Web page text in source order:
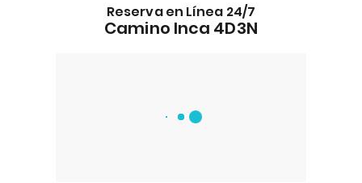
Reserva en Línea 24/7
Camino Inca 4D3N